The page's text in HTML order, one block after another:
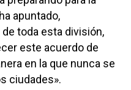
apuntado,
toda esta división,
este acuerdo de
en la que nunca se
ciudades».